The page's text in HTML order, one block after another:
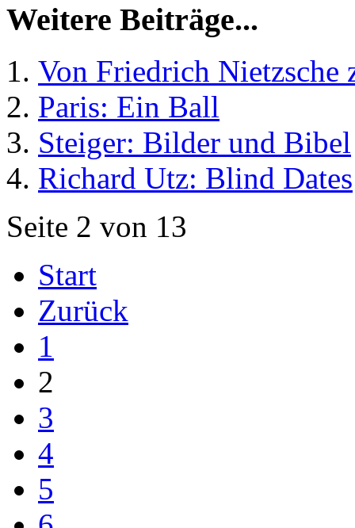
Weitere Beiträge...
Von Friedrich Nietzsche
Paris: Ein Ball
Steiger: Bilder und Bibel
Richard Utz: Blind Dates
Seite 2 von 13
Start
Zurück
1
2
3
4
5